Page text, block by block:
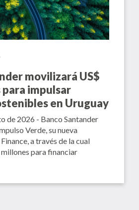
movilizará US$
impulsar
en Uruguay
de 2026 - Banco Santander
Verde, su nueva
a través de la cual
para financiar